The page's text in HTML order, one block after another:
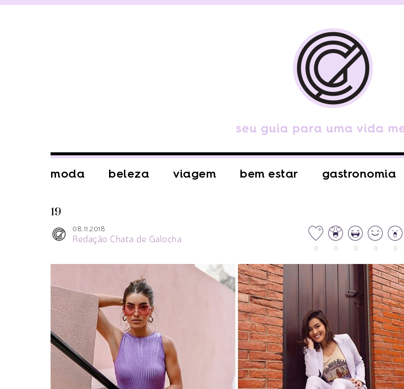
moda beleza viagem bem estar gastronomia
19
08.11.2018
Redação Chata de Galocha
0 0 0 0 0